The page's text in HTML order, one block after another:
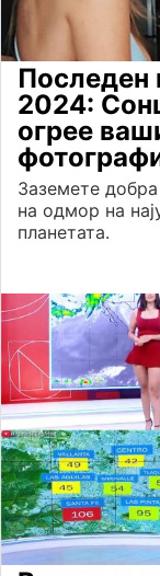
Последен
2024:
огрее
Заземете
на одмор на
планетата.